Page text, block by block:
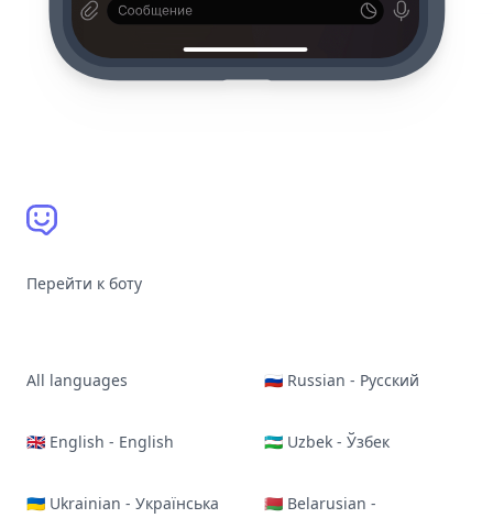
Перейти к боту
All languages 🇷🇺 Russian - Русский
🇬🇧 English - English 🇺🇿 Uzbek - Ўзбек
🇺🇦 Ukrainian - Українська
🇧🇾 Belarusian -